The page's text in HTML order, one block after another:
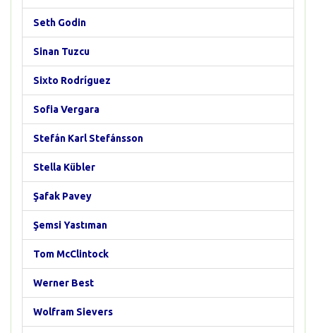
Seth Godin
Sinan Tuzcu
Sixto Rodríguez
Sofia Vergara
Stefán Karl Stefánsson
Stella Kübler
Şafak Pavey
Şemsi Yastıman
Tom McClintock
Werner Best
Wolfram Sievers